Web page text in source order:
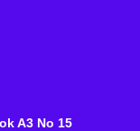
A3 No 15